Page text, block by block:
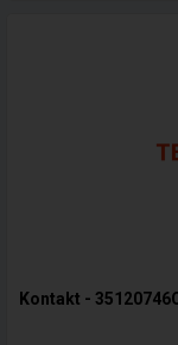
Kontakt -